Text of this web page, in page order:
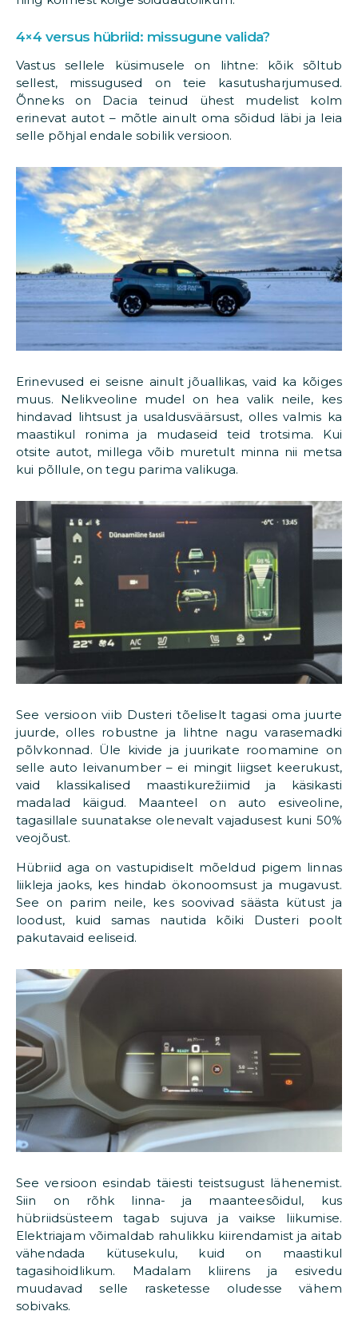
4×4 versus hübriid: missugune valida?
Vastus sellele küsimusele on lihtne: kõik sõltub
sellest, missugused on teie kasutusharjumused.
Õnneks on Dacia teinud ühest mudelist kolm
erinevat autot – mõtle ainult oma sõidud läbi ja leia
selle põhjal endale sobilik versioon.
Erinevused ei seisne ainult jõuallikas, vaid ka kõiges
muus. Nelikveoline mudel on hea valik neile, kes
hindavad lihtsust ja usaldusväärsust, olles valmis ka
maastikul ronima ja mudaseid teid trotsima. Kui
otsite autot, millega võib muretult minna nii metsa
kui põllule, on tegu parima valikuga.
See versioon viib Dusteri tõeliselt tagasi oma juurte
juurde, olles robustne ja lihtne nagu varasemadki
põlvkonnad. Üle kivide ja juurikate roomamine on
selle auto leivanumber – ei mingit liigset keerukust,
vaid klassikalised maastikurežiimid ja käsikasti
madalad käigud. Maanteel on auto esiveoline,
tagasillale suunatakse olenevalt vajadusest kuni 50%
veojõust.
Hübriid aga on vastupidiselt mõeldud pigem linnas
liikleja jaoks, kes hindab ökonoomsust ja mugavust.
See on parim neile, kes soovivad säästa kütust ja
loodust, kuid samas nautida kõiki Dusteri poolt
pakutavaid eeliseid.
See versioon esindab täiesti teistsugust lähenemist.
Siin on rõhk linna- ja maanteesõidul, kus
hübriidsüsteem tagab sujuva ja vaikse liikumise.
Elektriajam võimaldab rahulikku kiirendamist ja aitab
vähendada kütusekulu, kuid on maastikul
tagasihoidlikum. Madalam kliirens ja esivedu
muudavad selle rasketesse oludesse vähem
sobivaks.